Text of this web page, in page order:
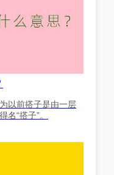
以前搭子是由一层
“搭子”。